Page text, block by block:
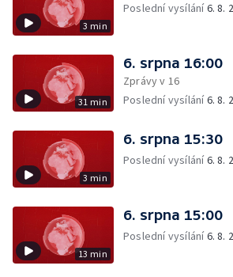
3 min
Poslední vysílání6. 8.
31 min
6. srpna 16:00
Zprávy v 16
Poslední vysílání6. 8.
3 min
6. srpna 15:30
Poslední vysílání6. 8.
13 min
6. srpna 15:00
Poslední vysílání6. 8.